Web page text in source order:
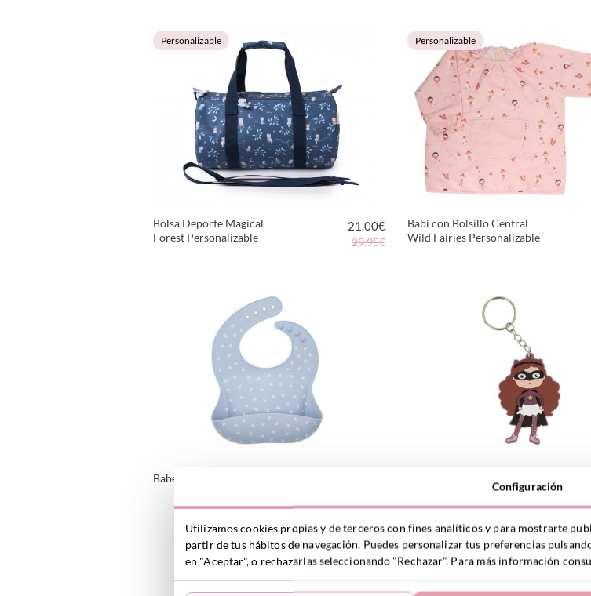
Personalizable
Bolsa Deporte Magical
Forest Personalizable
21.00€
29.95€
Personalizable
Babi con Bolsillo Central
Wild Fairies Personalizable
Babero Silicona Leaves Blue
VER PRODUCTO
Personalizable Fantastic
Girl
VER PRODUCTO
Personalizable
Configuración
Utilizamos cookies propias y de terceros con fines analíticos y para mostrarte
partir de tus hábitos de navegación. Puedes personalizar tus preferencias
en "Aceptar", o rechazarlas seleccionando "Rechazar". Para más información